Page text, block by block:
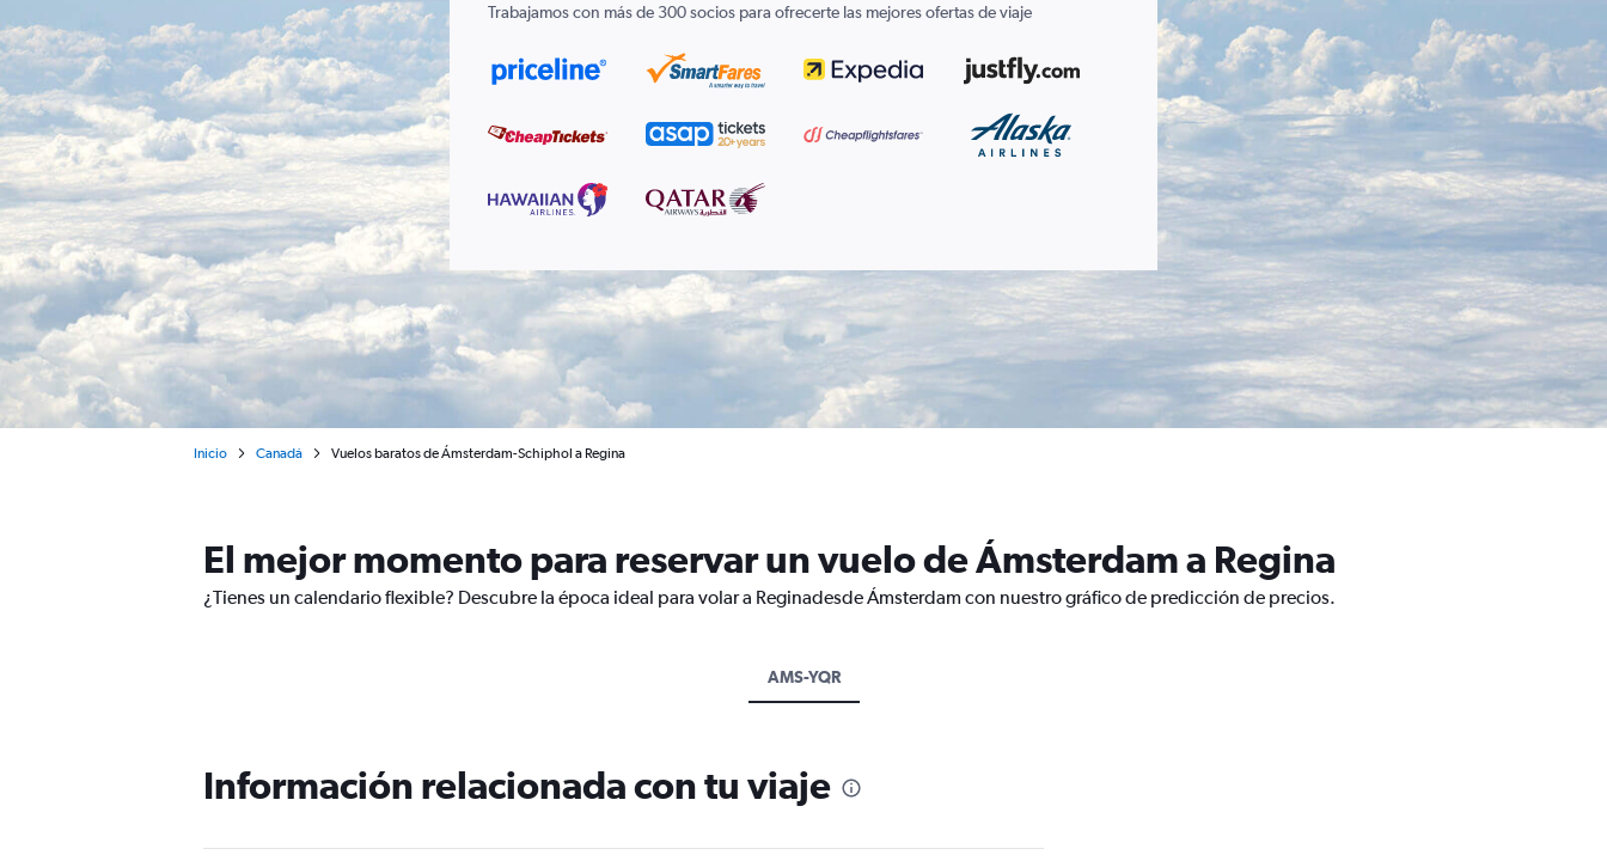
Trabajamos con más de 300 socios para ofrecerte las mejores ofertas de viaje
Inicio Canadá Vuelos baratos de Ámsterdam-Schiphol a Regina
El mejor momento para reservar un vuelo de Ámsterdam a Regina
¿Tienes un calendario flexible? Descubre la época ideal para volar a Reginadesde Ámsterdam con nuestro gráfico de predicción de precios.
AMS-YQR
Información relacionada con tu viaje